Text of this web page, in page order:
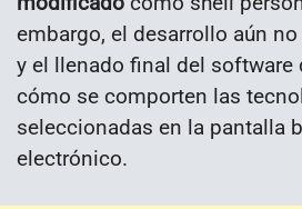
embargo, el desarrollo aún
y el llenado final del software
cómo se comporten las
seleccionadas en la pantalla
electrónico.